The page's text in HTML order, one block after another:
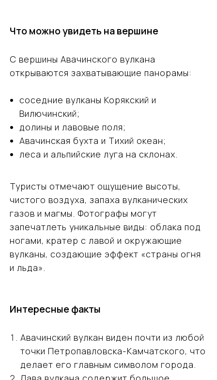
Что можно увидеть на вершине
С вершины Авачинского вулкана
открываются захватывающие панорамы:
соседние вулканы Корякский и
Вилючинский;
долины и лавовые поля;
Авачинская бухта и Тихий океан;
леса и альпийские луга на склонах.
Туристы отмечают ощущение высоты,
чистого воздуха, запаха вулканических
газов и магмы. Фотографы могут
запечатлеть уникальные виды: облака под
ногами, кратер с лавой и окружающие
вулканы, создающие эффект «страны огня
и льда».
Интересные факты
Авачинский вулкан виден почти из любой
точки Петропавловска-Камчатского, что
делает его главным символом города.